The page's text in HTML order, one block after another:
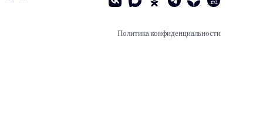
Политика конфиденциальности